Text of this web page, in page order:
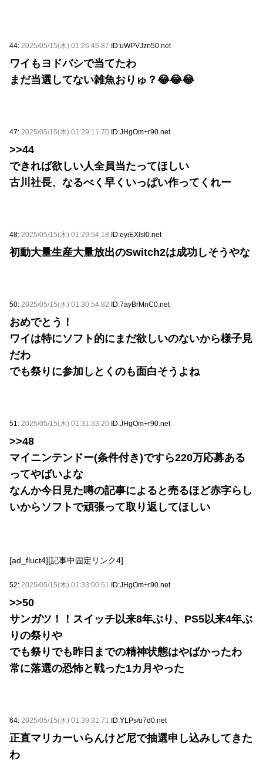
44: 2025/05/15(木) 01:26:45.87 ID:uWPVJzn50.net
ワイもヨドバシで当てたわ
まだ当選してない雑魚おりゅ？😂😂😂
47: 2025/05/15(木) 01:29:11.70 ID:JHgOm+r90.net
>>44
できれば欲しい人全員当たってほしい
古川社長、なるべく早くいっぱい作ってくれー
48: 2025/05/15(木) 01:29:54.18 ID:eyiEXlsI0.net
初動大量生産大量放出のSwitch2は成功しそうやな
50: 2025/05/15(木) 01:30:54.82 ID:7ayBrMnC0.net
おめでとう！
ワイは特にソフト的にまだ欲しいのないから様子見
だわ
でも祭りに参加しとくのも面白そうよね
51: 2025/05/15(木) 01:31:33.20 ID:JHgOm+r90.net
>>48
マイニンテンドー(条件付き)ですら220万応募ある
ってやばいよな
なんか今日見た噂の記事によると売るほど赤字らし
いからソフトで頑張って取り返してほしい
[ad_fluct4][記事中固定リンク4]
52: 2025/05/15(木) 01:33:00.51 ID:JHgOm+r90.net
>>50
サンガツ！！スイッチ以来8年ぶり、PS5以来4年ぶ
りの祭りや
でも祭りでも昨日までの精神状態はやばかったわ
常に落選の恐怖と戦った1カ月やった
64: 2025/05/15(木) 01:39:31.71 ID:YLPs/u7d0.net
正直マリカーいらんけど尼で抽選申し込みしてきた
わ